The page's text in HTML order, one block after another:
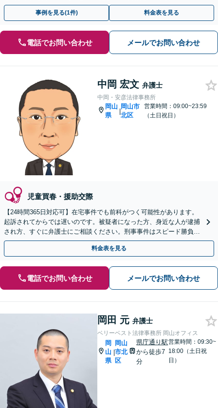
事例を見る(1件) 料金表を見る
電話でお問い合わせ メールでお問い合わせ
中岡 宏文 弁護士
中岡・安彦法律事務所
岡山
県
|
岡山市
北区
営業時間：09:00~23:59
（土日祝日）
児童買春・援助交際
【24時間365日対応可】在宅事件でも前科がつく可能性があります。
起訴されてからでは遅いのです。被疑者になった方、身近な人が逮捕
され方、すぐに弁護士にご相談ください。刑事事件はスピード勝負、
初回の接見は即時駆けつけます。
料金表を見る
電話でお問い合わせ メールでお問い合わせ
岡田 元 弁護士
ベリーベスト法律事務所 岡山オフィス
岡
山
県
|
岡山
市北
区
県庁通り駅
から徒歩7
分
営業時間：09:30~
18:00（土日祝
日）